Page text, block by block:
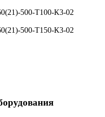
500-Т100-К3-02
500-Т150-К3-02